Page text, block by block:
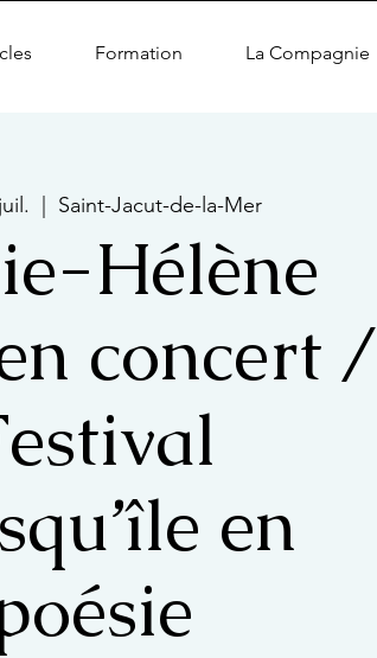
Formation La Compagnie
Saint-Jacut-de-la-Mer
Hélène
concert /
en